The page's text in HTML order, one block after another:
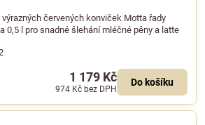
červených konviček Motta řady
0,5 l pro snadné šlehání mléčné pěny a latte
1 179 Kč
974 Kč bez DPH
Do košíku